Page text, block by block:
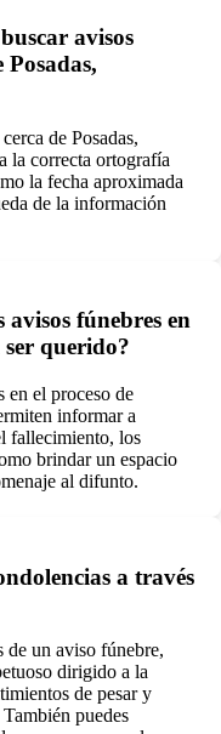
avisos
de Posadas,
la correcta ortografía
la fecha aproximada
de la información
fúnebres en
ser querido?
en el proceso de
informar a
fallecimiento, los
brindar un espacio
al difunto.
a través
de un aviso fúnebre,
dirigido a la
de pesar y
puedes